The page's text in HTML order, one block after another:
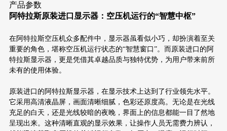
产品参数
阿特拉斯原装进口显示器：空压机运行的“智慧中枢”
在阿特拉斯空压机众多配件中，显示器虽看似小巧，却扮演着至关
重要的角色，堪称空压机运行状态的“智慧窗口”。而原装进口的阿
特拉斯显示器，更是凭借其卓越品质与独特优势，为用户带来前所
未有的使用体验。
原装进口的阿特拉斯显示器，在显示技术上达到了行业领先水平。
它采用高清液晶屏，画面清晰细腻，色彩还原度高。无论是在光线
充足的白天，还是光线较暗的夜晚，界面上的信息都能一目了然地
呈现出来。这种清晰直观的显示效果，让操作人员无需费力辨认，